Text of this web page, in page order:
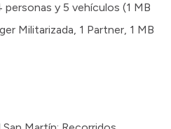
y 5 vehículos (1 MB
Militarizada, 1 Partner, 1 MB